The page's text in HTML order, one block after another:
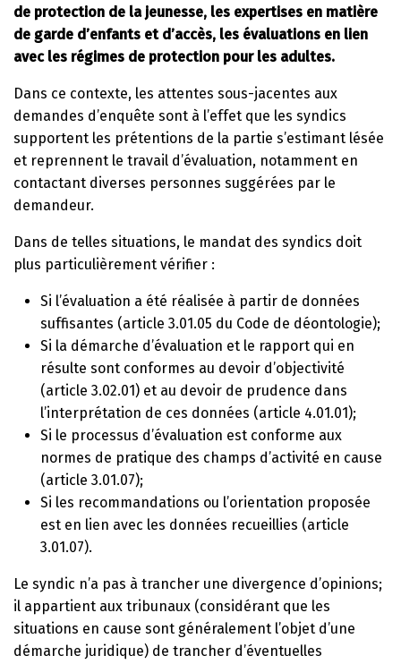
de protection de la jeunesse, les expertises en matière
de garde d’enfants et d’accès, les évaluations en lien
avec les régimes de protection pour les adultes.
Dans ce contexte, les attentes sous-jacentes aux
demandes d’enquête sont à l’effet que les syndics
supportent les prétentions de la partie s’estimant lésée
et reprennent le travail d’évaluation, notamment en
contactant diverses personnes suggérées par le
demandeur.
Dans de telles situations, le mandat des syndics doit
plus particulièrement vérifier :
Si l’évaluation a été réalisée à partir de données
suffisantes (article 3.01.05 du Code de déontologie);
Si la démarche d’évaluation et le rapport qui en
résulte sont conformes au devoir d’objectivité
(article 3.02.01) et au devoir de prudence dans
l’interprétation de ces données (article 4.01.01);
Si le processus d’évaluation est conforme aux
normes de pratique des champs d’activité en cause
(article 3.01.07);
Si les recommandations ou l’orientation proposée
est en lien avec les données recueillies (article
3.01.07).
Le syndic n’a pas à trancher une divergence d’opinions;
il appartient aux tribunaux (considérant que les
situations en cause sont généralement l’objet d’une
démarche juridique) de trancher d’éventuelles